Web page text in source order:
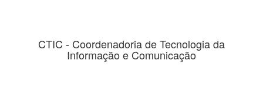
CTIC - Coordenadoria de Tecnologia da
Informação e Comunicação